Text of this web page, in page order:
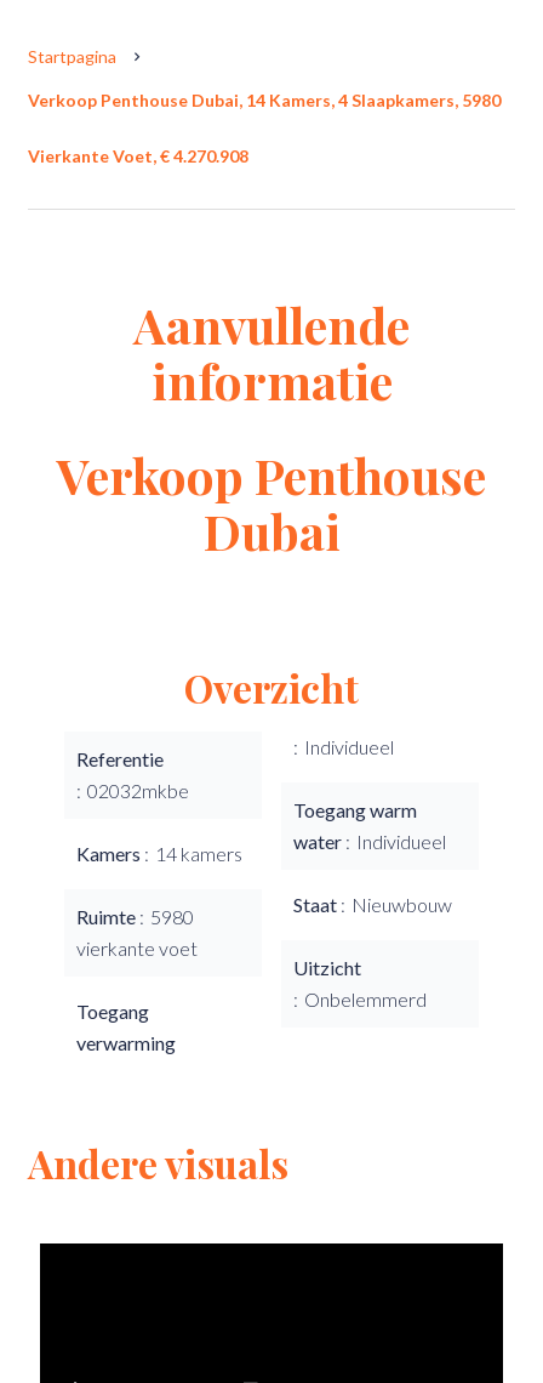
Startpagina
Verkoop Penthouse Dubai, 14 Kamers, 4 Slaapkamers, 5980
Vierkante Voet, € 4.270.908
Aanvullende
informatie
Verkoop Penthouse
Dubai
Overzicht
Referentie
02032mkbe
Kamers 14 kamers
Ruimte
5980
vierkante voet
Toegang
verwarming
Individueel
Toegang warm
water
Individueel
Staat Nieuwbouw
Uitzicht
Onbelemmerd
Andere visuals